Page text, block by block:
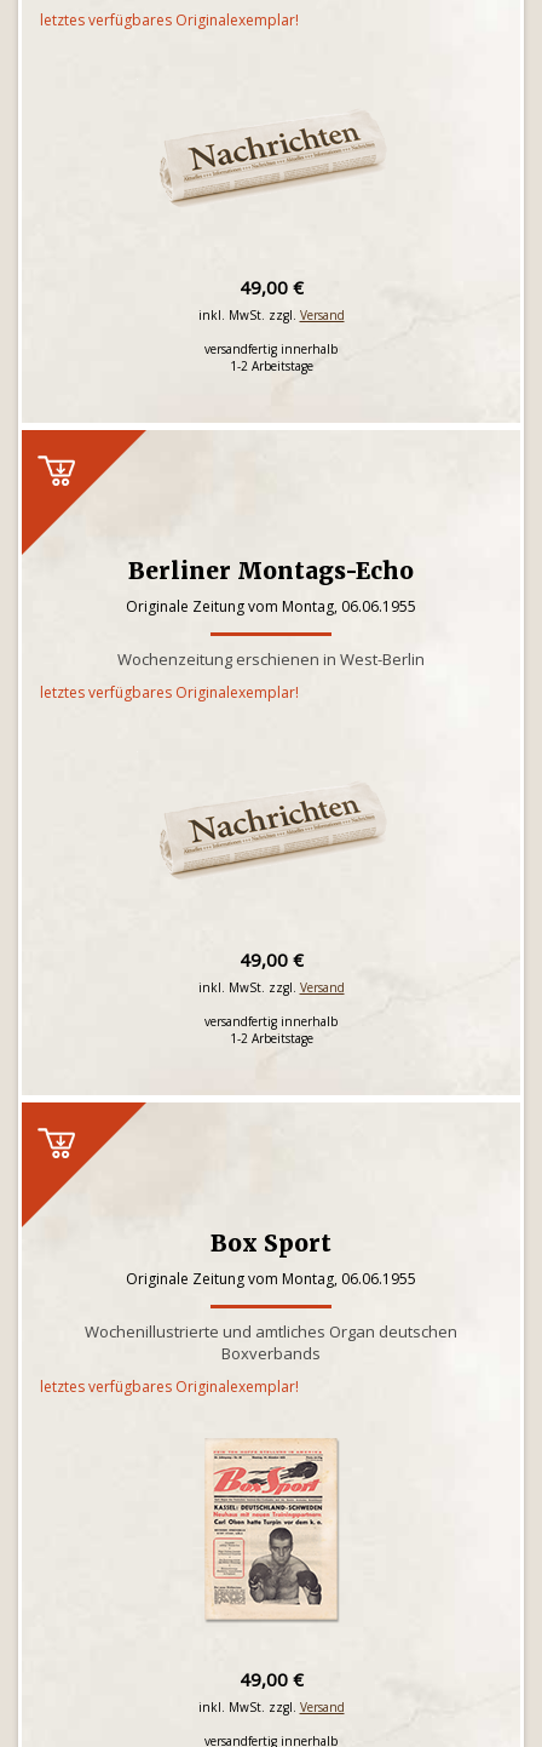
letztes verfügbares Originalexemplar!
49,00 €
inkl. MwSt. zzgl. Versand
versandfertig innerhalb
1-2 Arbeitstage
Berliner Montags-Echo
Originale Zeitung vom Montag, 06.06.1955
Wochenzeitung erschienen in West-Berlin
letztes verfügbares Originalexemplar!
49,00 €
inkl. MwSt. zzgl. Versand
versandfertig innerhalb
1-2 Arbeitstage
Box Sport
Originale Zeitung vom Montag, 06.06.1955
Wochenillustrierte und amtliches Organ deutschen
Boxverbands
letztes verfügbares Originalexemplar!
49,00 €
inkl. MwSt. zzgl. Versand
versandfertig innerhalb